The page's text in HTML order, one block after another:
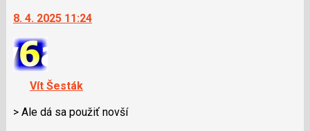
další
názor.
K
navigaci
lze
použít
8. 4. 2025 11:24
Vít Šesták
> Ale dá sa použiť novší